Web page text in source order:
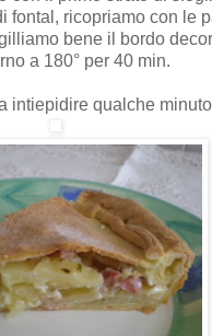
ricopriamo con le
bene il bordo
a 180° per 40 min.
intiepidire qualche